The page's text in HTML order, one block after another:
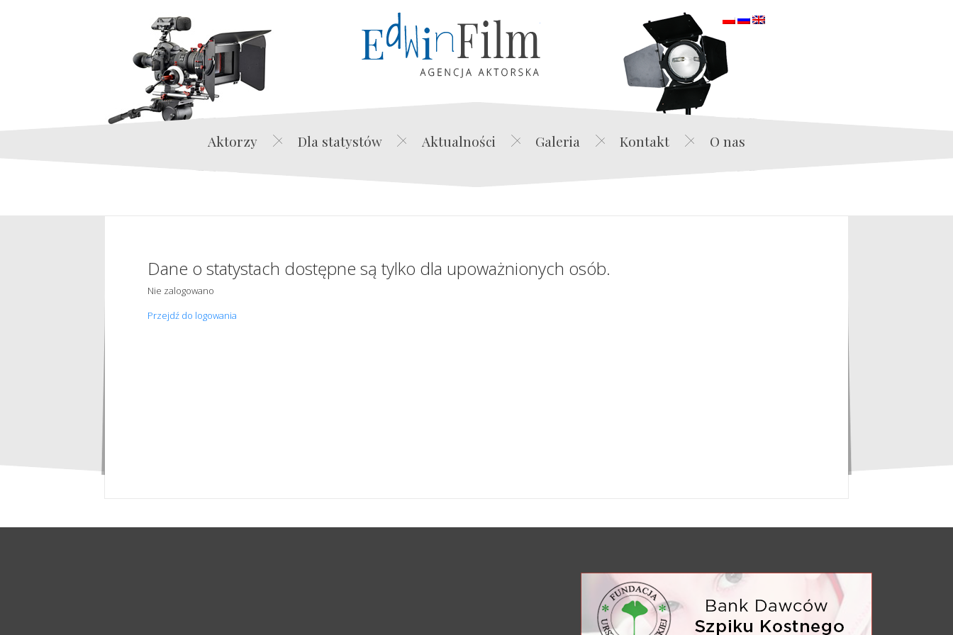
Edwin Film Agencja Aktorska
Aktorzy Dla statystów Aktualności Galeria Kontakt O nas
Dane o statystach dostępne są tylko dla upoważnionych osób.
Nie zalogowano
Przejdź do logowania